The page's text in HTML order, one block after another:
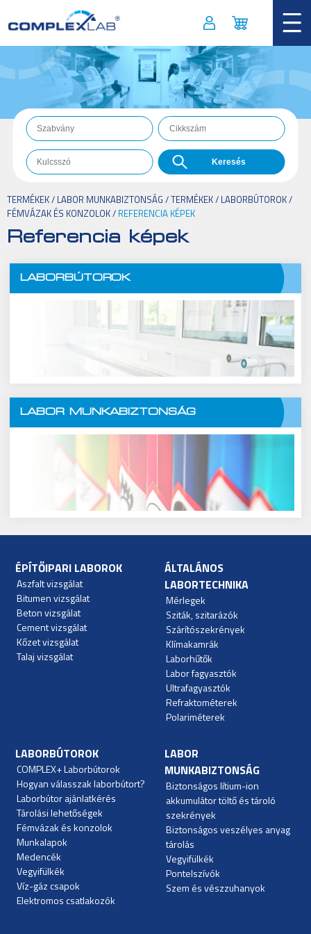
TERMÉKEK/ LABOR MUNKABIZTONSÁG /TERMÉKEK/ LABORBÚTOROK/
FÉMVÁZAK ÉS KONZOLOK/ REFERENCIA KÉPEK
Referencia képek
LABORBÚTOROK
LABOR MUNKABIZTONSÁG
ÉPÍTŐIPARI LABOROK
Aszfalt vizsgálat
Bitumen vizsgálat
Beton vizsgálat
Cement vizsgálat
Kőzet vizsgálat
Talaj vizsgálat
ÁLTALÁNOS
LABORTECHNIKA
Mérlegek
Sziták, szitarázók
Szárítószekrények
Klímakamrák
Laborhűtők
Labor fagyasztók
Ultrafagyasztók
Refraktométerek
Polariméterek
LABORBÚTOROK
COMPLEX+ Laborbútorok
Hogyan válasszak laborbútort?
Laborbútor ajánlatkérés
Tárolási lehetőségek
Fémvázak és konzolok
Munkalapok
Medencék
Vegyifülkék
Víz-gáz csapok
Elektromos csatlakozók
LABOR
MUNKABIZTONSÁG
Biztonságos lítium-ion
akkumulátor töltő és tároló
szekrények
Biztonságos veszélyes anyag
tárolás
Vegyifülkék
Pontelszívók
Szem és vészzuhanyok